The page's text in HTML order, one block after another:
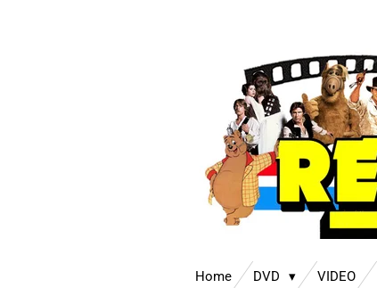
Home DVD VIDEO